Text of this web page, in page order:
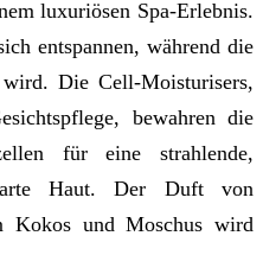
luxuriösen Spa-Erlebnis.
entspannen, während die
Die Cell-Moisturisers,
bewahren die
für eine strahlende,
Haut. Der Duft von
Kokos und Moschus wird